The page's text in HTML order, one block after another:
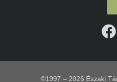
©1997–2026Északi